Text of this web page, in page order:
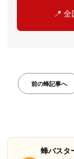
📍
前の蜂記事へ
蜂バス